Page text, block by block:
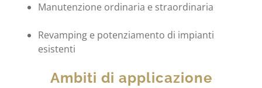
Manutenzione ordinaria e straordinaria
Revamping e potenziamento di impianti
esistenti
Ambiti di applicazione